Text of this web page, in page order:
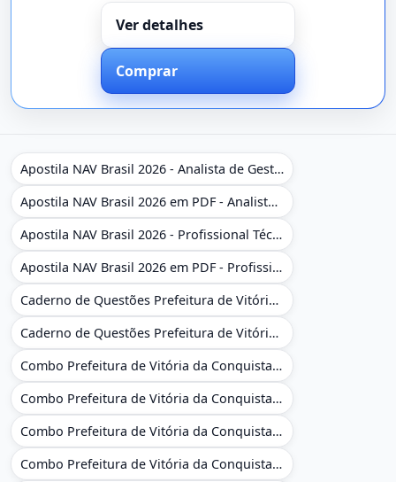
Ver detalhes
Comprar
Apostila NAV Brasil 2026 - Analista de Gestão
Apostila NAV Brasil 2026 em PDF - Analista de Gestão
Apostila NAV Brasil 2026 - Profissional Técnico de Navegação Aérea - Operador de Torre de Controle
Apostila NAV Brasil 2026 em PDF - Profissional Técnico de Navegação Aérea - Operador de Torre de Controle
Caderno de Questões Prefeitura de Vitória da Conquista - BA - Conhecimentos Gerais - 450 Questões Gabaritadas
Caderno de Questões Prefeitura de Vitória da Conquista em PDF - BA - Conhecimentos Gerais - 450 Questões Gabaritadas
Combo Prefeitura de Vitória da Conquista - BA 2026 - Monitor Escolar (Educação Infantil e Cobertura das AC'S)
Combo Prefeitura de Vitória da Conquista - BA 2026 - Monitor Escolar (Educação Infantil e Cobertura das AC'S)
Combo Prefeitura de Vitória da Conquista - BA 2026 - Monitor Escolar (Suporte às Crianças com Deficiência)
Combo Prefeitura de Vitória da Conquista - BA 2026 - Monitor Escolar (Suporte às Crianças com Deficiência)